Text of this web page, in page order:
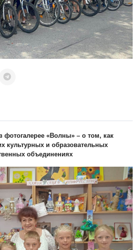
фотогалерее «Волны» – о том, как
культурных и образовательных
объединениях